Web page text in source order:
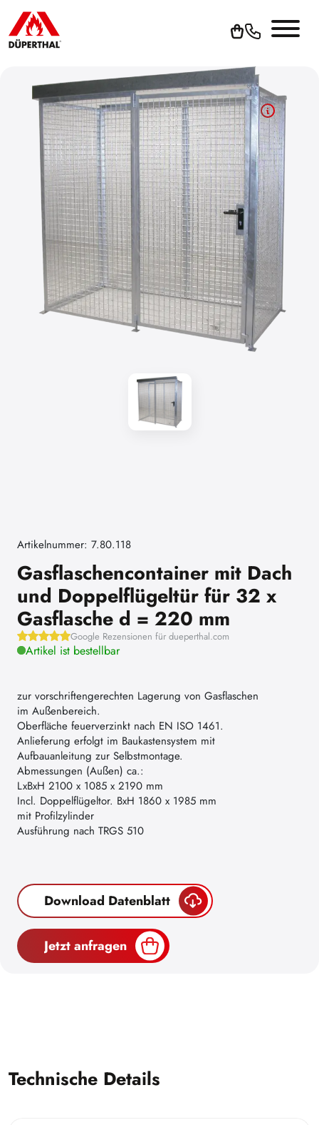
Artikelnummer: 7.80.118
Gasflaschencontainer mit Dach
und Doppelflügeltür für 32 x
Gasflasche d = 220 mm
Google Rezensionen für dueperthal.com
Artikel ist bestellbar
zur vorschriftengerechten Lagerung von Gasflaschen
im Außenbereich.
Oberfläche feuerverzinkt nach EN ISO 1461.
Anlieferung erfolgt im Baukastensystem mit
Aufbauanleitung zur Selbstmontage.
Abmessungen (Außen) ca.:
LxBxH 2100 x 1085 x 2190 mm
Incl. Doppelflügeltor. BxH 1860 x 1985 mm
mit Profilzylinder
Ausführung nach TRGS 510
Download Datenblatt
Jetzt anfragen
Technische Details